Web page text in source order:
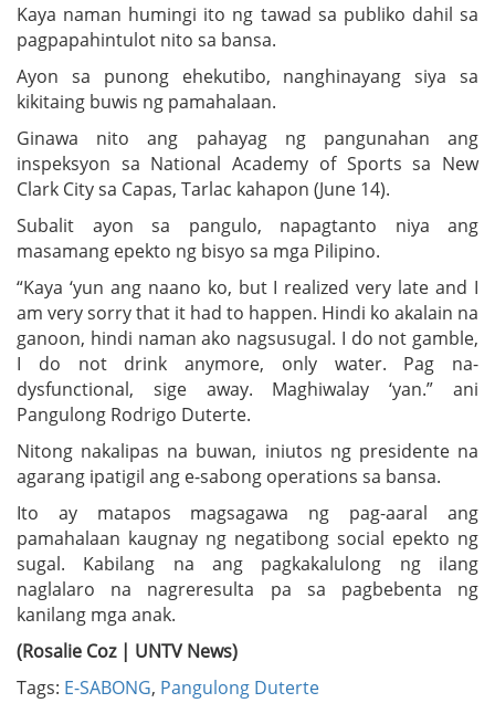
Kaya naman humingi ito ng tawad sa publiko dahil sa
pagpapahintulot nito sa bansa.
Ayon sa punong ehekutibo, nanghinayang siya sa
kikitaing buwis ng pamahalaan.
Ginawa nito ang pahayag ng pangunahan ang
inspeksyon sa National Academy of Sports sa New
Clark City sa Capas, Tarlac kahapon (June 14).
Subalit ayon sa pangulo, napagtanto niya ang
masamang epekto ng bisyo sa mga Pilipino.
“Kaya ‘yun ang naano ko, but I realized very late and I
am very sorry that it had to happen. Hindi ko akalain na
ganoon, hindi naman ako nagsusugal. I do not gamble,
I do not drink anymore, only water. Pag na-
dysfunctional, sige away. Maghiwalay ‘yan.” ani
Pangulong Rodrigo Duterte.
Nitong nakalipas na buwan, iniutos ng presidente na
agarang ipatigil ang e-sabong operations sa bansa.
Ito ay matapos magsagawa ng pag-aaral ang
pamahalaan kaugnay ng negatibong social epekto ng
sugal. Kabilang na ang pagkakalulong ng ilang
naglalaro na nagreresulta pa sa pagbebenta ng
kanilang mga anak.
(Rosalie Coz | UNTV News)
Tags: E-SABONG, Pangulong Duterte